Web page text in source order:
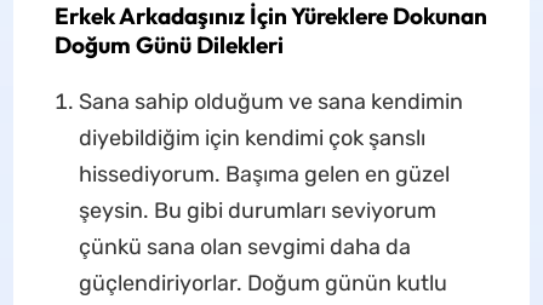
Erkek Arkadaşınız İçin Yüreklere Dokunan
Doğum Günü Dilekleri
Sana sahip olduğum ve sana kendimin
diyebildiğim için kendimi çok şanslı
hissediyorum. Başıma gelen en güzel
şeysin. Bu gibi durumları seviyorum
çünkü sana olan sevgimi daha da
güçlendiriyorlar. Doğum günün kutlu